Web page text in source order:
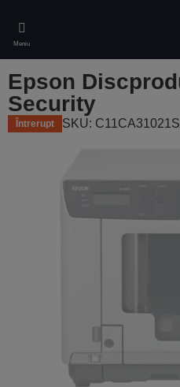
main
content
Meniu
Epson
Security
Întrerupt SKU: